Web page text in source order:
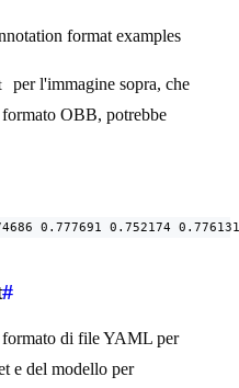
per l'immagine sopra, che
OBB, potrebbe
0.777691 0.752174
#
di file YAML per
e del modello per